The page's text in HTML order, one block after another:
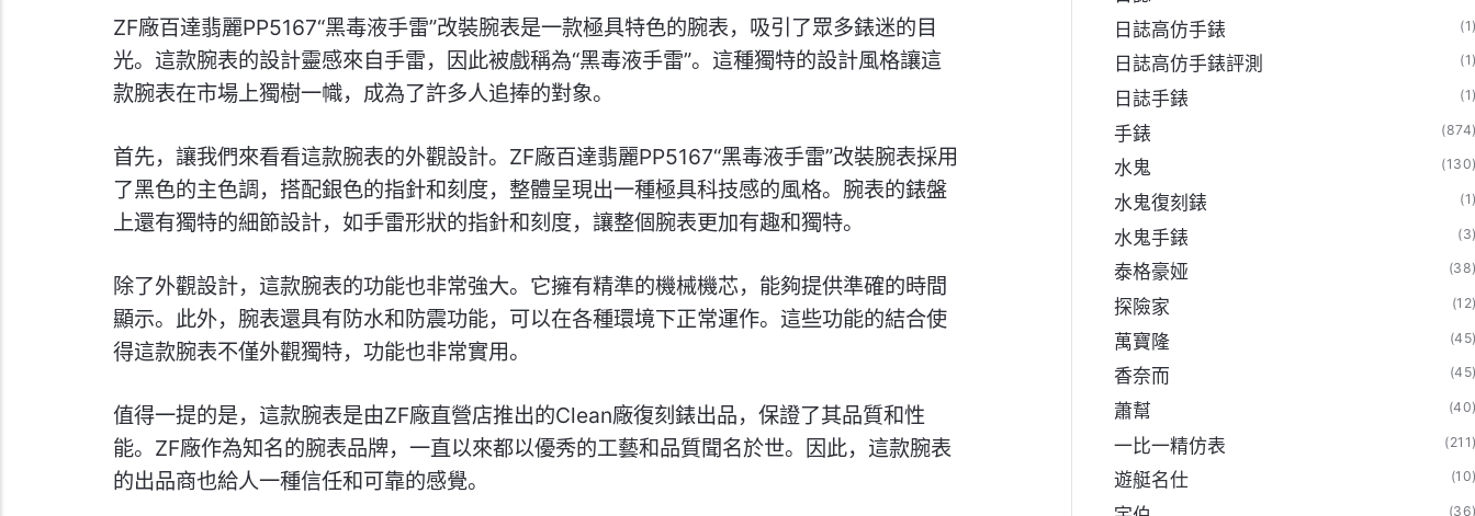
ZF廠百達翡麗PP5167“黑毒液手雷”改裝腕表是一款極具特色的腕表，吸引了眾多錶迷的目
光。這款腕表的設計靈感來自手雷，因此被戲稱為“黑毒液手雷”。這種獨特的設計風格讓這
款腕表在市場上獨樹一幟，成為了許多人追捧的對象。
首先，讓我們來看看這款腕表的外觀設計。ZF廠百達翡麗PP5167“黑毒液手雷”改裝腕表採用
了黑色的主色調，搭配銀色的指針和刻度，整體呈現出一種極具科技感的風格。腕表的錶盤
上還有獨特的細節設計，如手雷形狀的指針和刻度，讓整個腕表更加有趣和獨特。
除了外觀設計，這款腕表的功能也非常強大。它擁有精準的機械機芯，能夠提供準確的時間
顯示。此外，腕表還具有防水和防震功能，可以在各種環境下正常運作。這些功能的結合使
得這款腕表不僅外觀獨特，功能也非常實用。
值得一提的是，這款腕表是由ZF廠直營店推出的Clean廠復刻錶出品，保證了其品質和性
能。ZF廠作為知名的腕表品牌，一直以來都以優秀的工藝和品質聞名於世。因此，這款腕表
的出品商也給人一種信任和可靠的感覺。
日誌高仿手錶
日誌高仿手錶評測
日誌手錶
手錶
水鬼
水鬼復刻錶
水鬼手錶
泰格豪娅
探險家
萬寶隆
香奈而
蕭幫
一比一精仿表
遊艇名仕